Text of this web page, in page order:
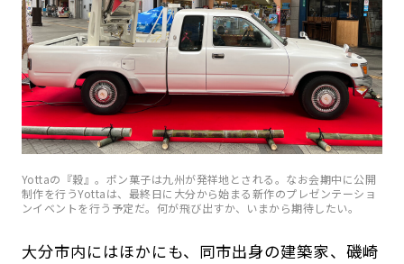
Yottaの『穀』。ポン菓子は九州が発祥地とされる。なお会期中に公開
制作を行うYottaは、最終日に大分から始まる新作のプレゼンテーショ
ンイベントを行う予定だ。何が飛び出すか、いまから期待したい。
大分市内にはほかにも、同市出身の建築家、磯崎